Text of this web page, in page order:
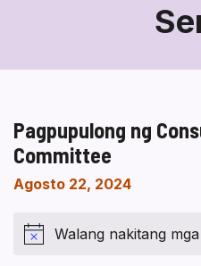
Pagpupulong ng
Committee
Agosto 22, 2024
Walang nakitang